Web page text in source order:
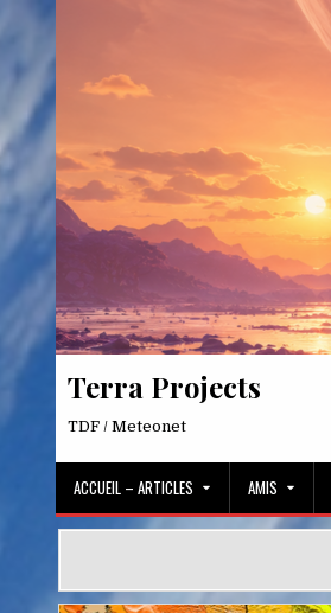
content
Terra Projects
TDF / Meteonet
ACCUEIL – ARTICLES AMIS